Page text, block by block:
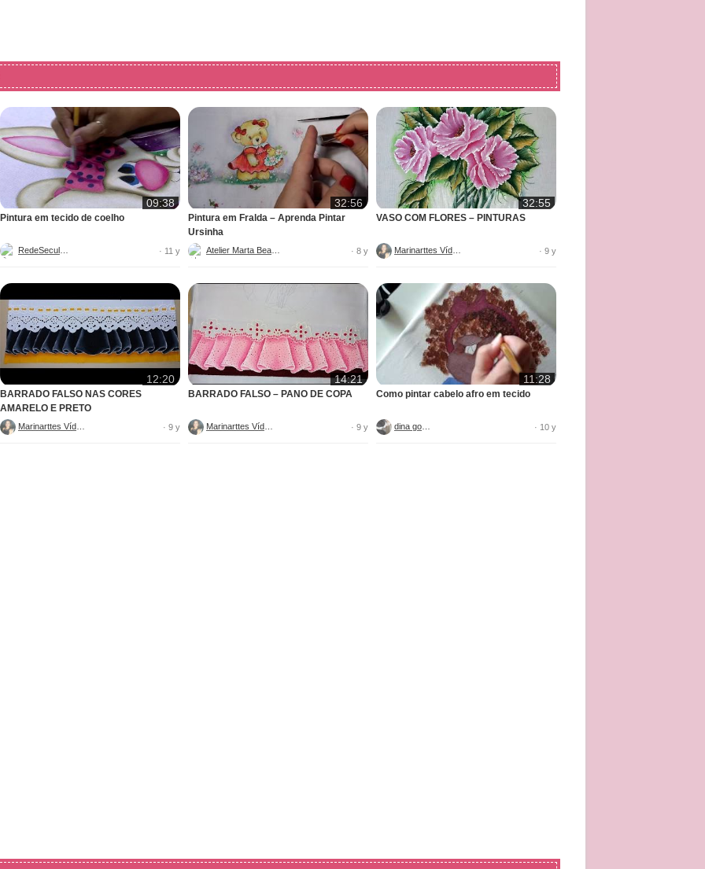
09:38
Pintura em tecido de coelho
· 11 y
32:56
Pintura em Fralda – Aprenda Pintar
Ursinha
· 8 y
32:55
VASO COM FLORES – PINTURAS
· 9 y
12:20
BARRADO FALSO NAS CORES
AMARELO E PRETO
· 9 y
14:21
BARRADO FALSO – PANO DE COPA
· 9 y
11:28
Como pintar cabelo afro em tecido
· 10 y